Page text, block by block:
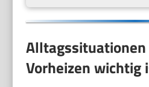
Vorheizen wichtig